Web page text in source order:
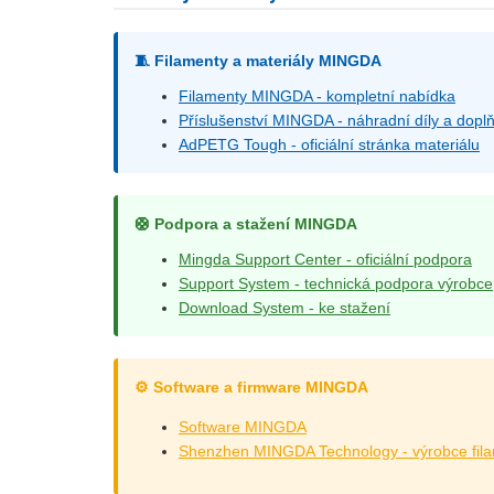
🧵 Filamenty a materiály MINGDA
Filamenty MINGDA - kompletní nabídka
Příslušenství MINGDA - náhradní díly a
AdPETG Tough - oficiální stránka materiálu
🛟 Podpora a stažení MINGDA
Mingda Support Center - oficiální podpora
Support System - technická podpora výrobce
Download System - ke stažení
⚙️ Software a firmware MINGDA
Software MINGDA
Shenzhen MINGDA Technology - výrobce